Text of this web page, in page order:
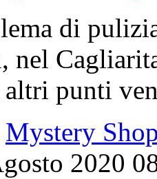
di
nel
altri punti
Mystery
2020